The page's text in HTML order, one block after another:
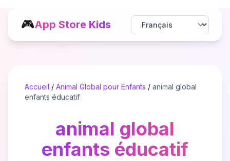
🎮App Store Kids
Accueil / Animal Global pour Enfants / animal global
enfants éducatif
animal global
enfants éducatif